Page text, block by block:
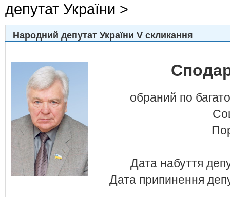
депутат України >
Народний депутат України V скликання
обраний по
Дата набуття
Дата припинення